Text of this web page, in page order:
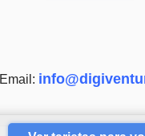
Email: